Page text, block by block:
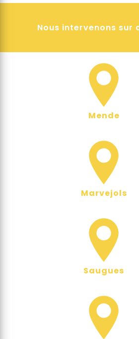
Nous intervenons sur
Mende
Marvejols
Saugues